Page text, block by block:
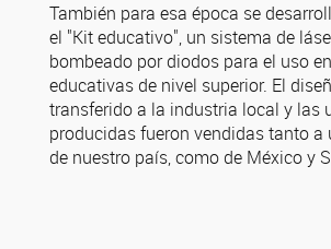
También para esa época se
el "Kit educativo", un sistema de
bombeado por diodos para el uso
educativas de nivel superior. El
transferido a la industria local y las
producidas fueron vendidas tanto a
de nuestro país, como de México y